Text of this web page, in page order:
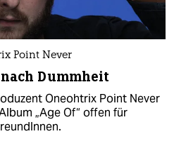
Point Never
Dummheit
Oneohtrix Point Never
„Age Of“ offen für